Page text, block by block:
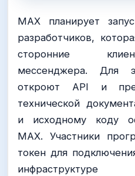
MAX планирует
разработчиков,
сторонние
мессенджера. Для
откроют API и
технической
и исходному коду
MAX. Участники
токен для